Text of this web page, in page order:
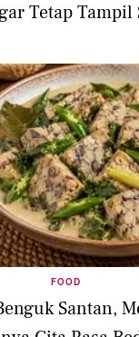
Tetap
FOOD
Santan,